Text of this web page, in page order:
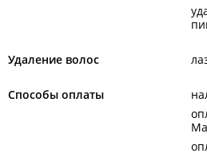
Удаление волос
Способы оплаты